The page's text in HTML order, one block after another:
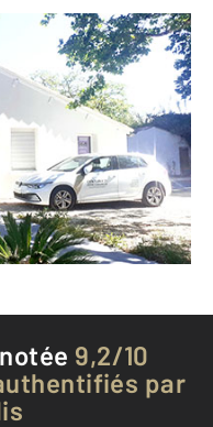
Camargue
Jaurès
l'agence
9,2/10
par